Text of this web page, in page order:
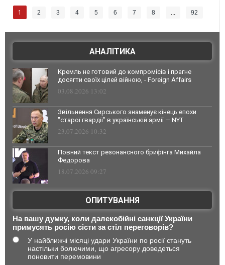
1 2 3 4 5 6 7 8 ... 92
АНАЛІТИКА
Кремль не готовий до компромісів і прагне
досягти своїх цілей війною, - Foreign Affairs
03.08.2026 13:02
Звільнення Сирського знаменує кінець епохи
"старої гвардії" в українській армії — NYT
23.07.2026 10:32
Повний текст резонансного брифінга Михайла
Федорова
18.07.2026 09:27
ОПИТУВАННЯ
На вашу думку, коли далекобійні санкції України
примусять росію сісти за стіл переговорів?
У найближчі місяці удари України по росії стануть
настільки болючими, що агресору доведеться
поновити перемовини